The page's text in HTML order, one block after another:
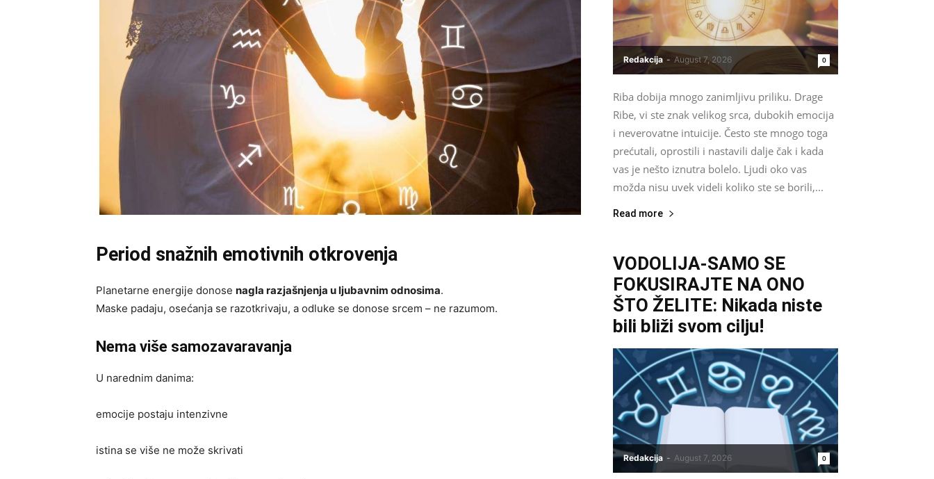
Period snažnih emotivnih otkrovenja
Planetarne energije donose nagla razjašnjenja u ljubavnim odnosima.
Maske padaju, osećanja se razotkrivaju, a odluke se donose srcem – ne razumom.
Nema više samozavaravanja
U narednim danima:
emocije postaju intenzivne
istina se više ne može skrivati
Redakcija - August 7, 2026 0
Riba dobija mnogo zanimljivu priliku. Drage
Ribe, vi ste znak velikog srca, dubokih emocija
i neverovatne intuicije. Često ste mnogo toga
prećutali, oprostili i nastavili dalje čak i kada
vas je nešto iznutra bolelo. Ljudi oko vas
možda nisu uvek videli koliko ste se borili,...
Read more
VODOLIJA-SAMO SE
FOKUSIRAJTE NA ONO
ŠTO ŽELITE: Nikada niste
bili bliži svom cilju!
Redakcija - August 7, 2026 0